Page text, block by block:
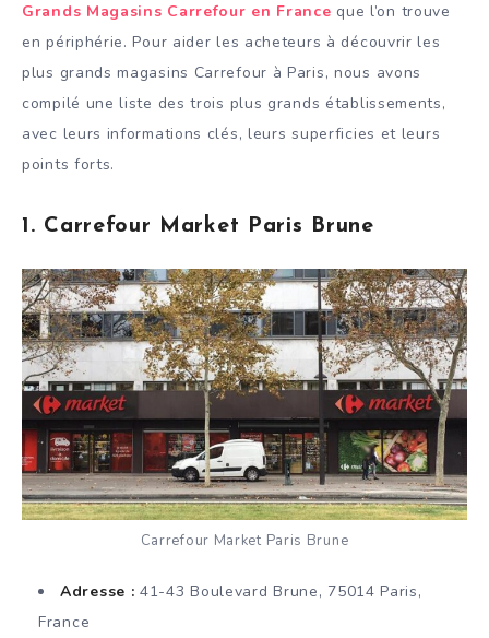
Grands Magasins Carrefour en France que l’on trouve
en périphérie. Pour aider les acheteurs à découvrir les
plus grands magasins Carrefour à Paris, nous avons
compilé une liste des trois plus grands établissements,
avec leurs informations clés, leurs superficies et leurs
points forts.
1. Carrefour Market Paris Brune
Carrefour Market Paris Brune
Adresse : 41-43 Boulevard Brune, 75014 Paris,
France